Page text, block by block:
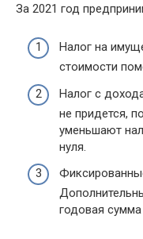
За 2021 год
Налог на
стоимости
Налог с
не придется,
уменьшают
нуля.
годовая